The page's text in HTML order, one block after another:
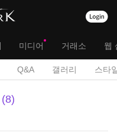
미디어 거래소 웹
Q&A 갤러리 스타
8